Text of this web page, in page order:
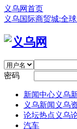
义乌网首页
义乌国际商贸城:全
密码
新闻中心义乌
义乌新闻 义乌
论坛热点 义乌
汽车